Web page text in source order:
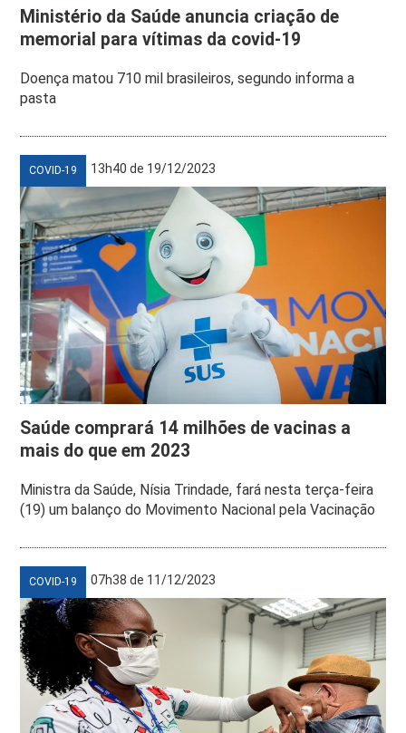
Ministério da Saúde anuncia criação de
memorial para vítimas da covid-19
Doença matou 710 mil brasileiros, segundo informa a
pasta
COVID-19 13h40 de 19/12/2023
Saúde comprará 14 milhões de vacinas a
mais do que em 2023
Ministra da Saúde, Nísia Trindade, fará nesta terça-feira
(19) um balanço do Movimento Nacional pela Vacinação
COVID-19 07h38 de 11/12/2023